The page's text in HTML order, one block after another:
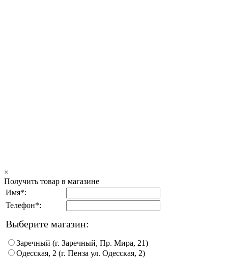
×
Получить товар в магазине
Имя*:
Телефон*:
Выберите магазин:
Заречный (г. Заречный, Пр. Мира, 21)
Одесская, 2 (г. Пенза ул. Одесская, 2)